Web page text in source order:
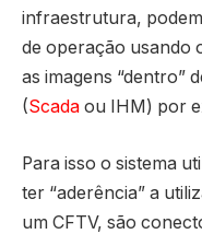
infraestrutura,
de operação usando
as imagens “dentro”
(Scada ou IHM) por
Para isso o sistema
ter “aderência” a
um CFTV, são